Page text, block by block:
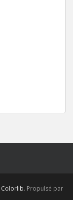
Colorlib. Propulsé par